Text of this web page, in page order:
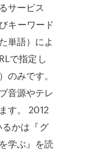
サービス
キーワード
単語）によ
で指定し
みです。
音源やテレ
す。 2012
かは『グ
学ぶ』を読